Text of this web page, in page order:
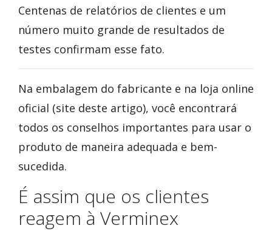
Centenas de relatórios de clientes e um
número muito grande de resultados de
testes confirmam esse fato.
Na embalagem do fabricante e na loja online
oficial (site deste artigo), você encontrará
todos os conselhos importantes para usar o
produto de maneira adequada e bem-
sucedida.
É assim que os clientes
reagem à Verminex